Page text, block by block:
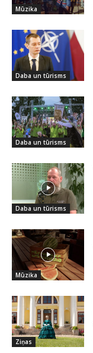
Mūzika
Daba un tūrisms
Daba un tūrisms
Daba un tūrisms
Mūzika
Ziņas